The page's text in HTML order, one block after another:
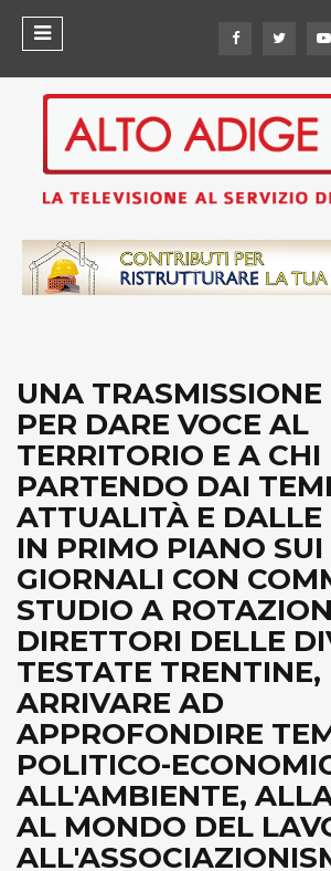
UNA
PER DARE VOCE AL
TERRITORIO E A
PARTENDO DAI
ATTUALITÀ E DALLE
IN PRIMO PIANO SUI
GIORNALI CON
STUDIO A
DIRETTORI DELLE
TESTATE TRENTINE,
ARRIVARE AD
APPROFONDIRE
POLITICO-
ALL'AMBIENTE,
AL MONDO DEL